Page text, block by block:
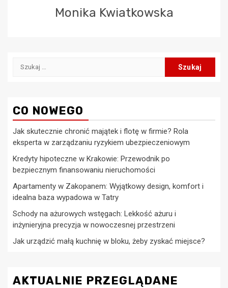
Monika Kwiatkowska
Szukaj:
CO NOWEGO
Jak skutecznie chronić majątek i flotę w firmie? Rola
eksperta w zarządzaniu ryzykiem ubezpieczeniowym
Kredyty hipoteczne w Krakowie: Przewodnik po
bezpiecznym finansowaniu nieruchomości
Apartamenty w Zakopanem: Wyjątkowy design, komfort i
idealna baza wypadowa w Tatry
Schody na ażurowych wstęgach: Lekkość ażuru i
inżynieryjna precyzja w nowoczesnej przestrzeni
Jak urządzić małą kuchnię w bloku, żeby zyskać miejsce?
AKTUALNIE PRZEGLĄDANE